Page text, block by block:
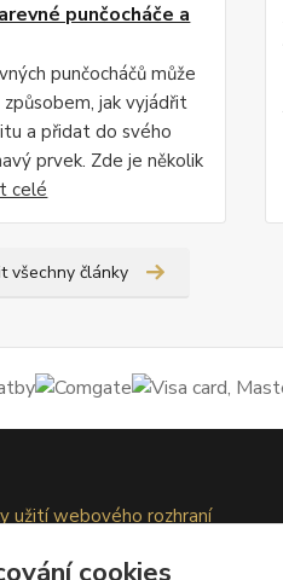
punčocháče a
punčocháčů může
jak vyjádřit
a přidat do svého
prvek. Zde je několik
celé
všechny články
užití webového rozhraní
osobních údajůcookies